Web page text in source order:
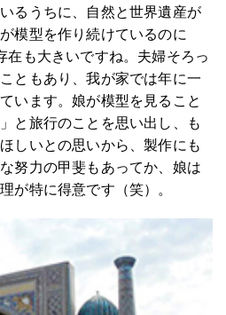
るうちに、自然と世界遺産が
模型を作り続けているのに
在も大きいですね。夫婦そろっ
ともあり、我が家では年に一
います。娘が模型を見ること
と旅行のことを思い出し、も
しいとの思いから、製作にも
努力の甲斐もあってか、娘は
が特に得意です（笑）。